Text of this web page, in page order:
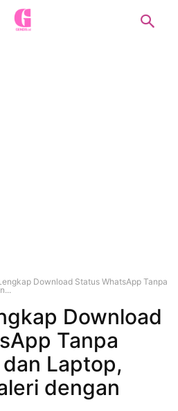
Download Status WhatsApp Tanpa
Download
Tanpa
Laptop,
dengan